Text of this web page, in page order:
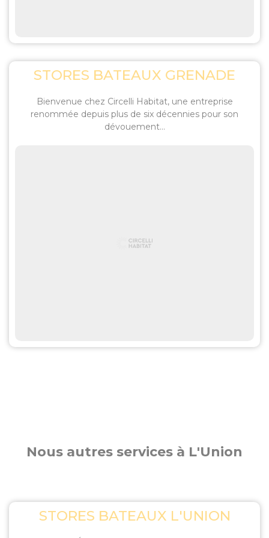
STORES BATEAUX GRENADE
Bienvenue chez Circelli Habitat, une entreprise
renommée depuis plus de six décennies pour son
dévouement...
Nous autres services à L'Union
STORES BATEAUX L'UNION